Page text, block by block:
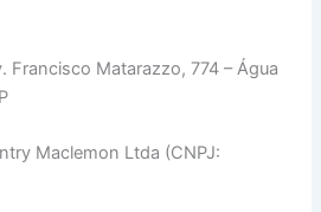
Francisco Matarazzo, 774 – Água
Maclemon Ltda (CNPJ: